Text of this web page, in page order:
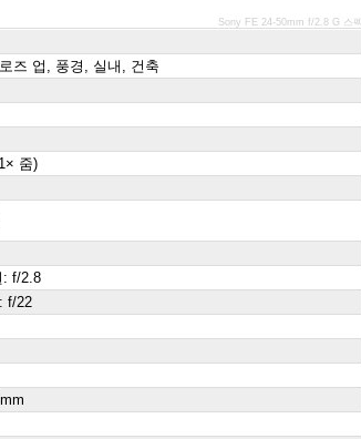
즈 업, 풍경, 실내, 건축
줌)
: f/2.8
f/22
Sony FE 24-50mm f/2.8 G 스펙